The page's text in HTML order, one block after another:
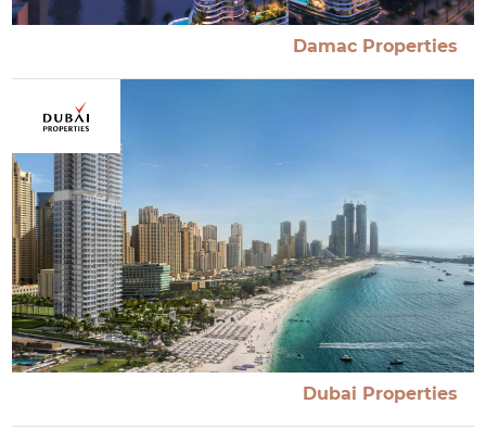
Damac Properties
Dubai Properties